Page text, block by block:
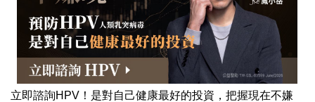
立即諮詢HPV！是對自己健康最好的投資，把握現在不嫌